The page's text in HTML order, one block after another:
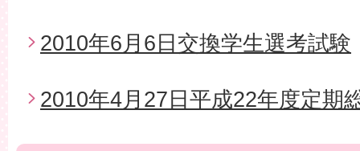
2010年6月6日交換学生選考試験
2010年4月27日平成22年度定期